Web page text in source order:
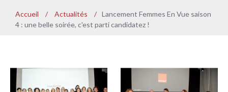
Accueil / Actualités / Lancement Femmes En Vue saison
4 : une belle soirée, c'est parti candidatez !